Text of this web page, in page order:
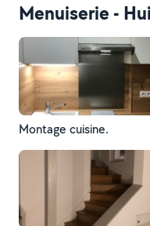
Menuiserie -
Montage cuisine.